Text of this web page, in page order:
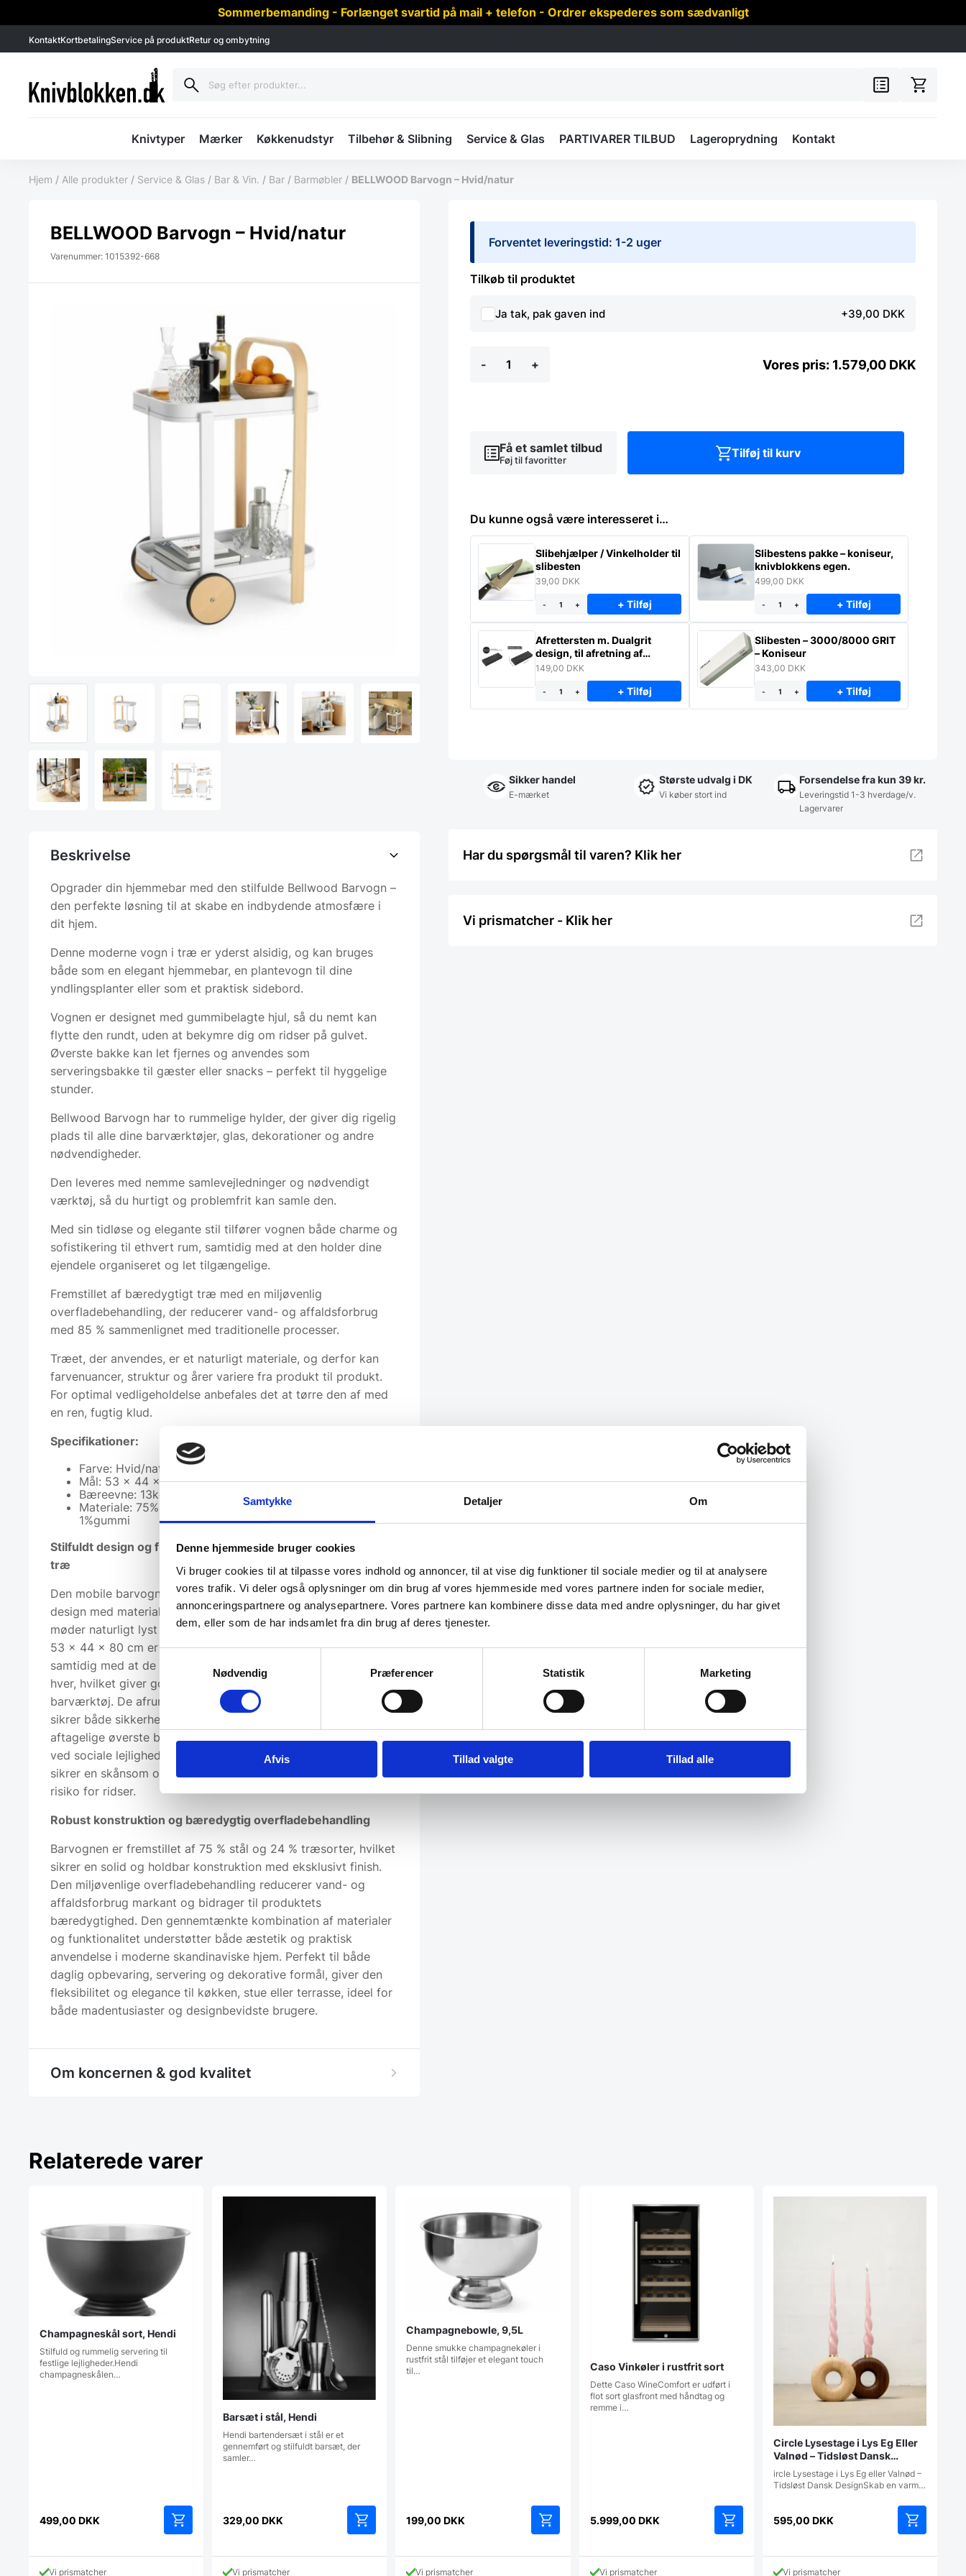
Samtykke Detaljer Om
Denne hjemmeside bruger cookies
Vi bruger cookies til at tilpasse vores indhold og annoncer, til at vise dig funktioner til sociale medier og til at analysere
vores trafik. Vi deler også oplysninger om din brug af vores hjemmeside med vores partnere inden for sociale medier,
annonceringspartnere og analysepartnere. Vores partnere kan kombinere disse data med andre oplysninger, du har givet
dem, eller som de har indsamlet fra din brug af deres tjenester.
Nødvendig
Præferencer Statistik Marketing
Afvis Tillad valgte Tillad alle
Sommerbemanding - Forlænget svartid på mail + telefon - Ordrer ekspederes som sædvanligt
KontaktKortbetalingService på produktRetur og ombytning
Knivtyper Mærker Køkkenudstyr Tilbehør & Slibning Service & Glas PARTIVARER TILBUD Lageroprydning Kontakt
Hjem / Alle produkter / Service & Glas / Bar & Vin. / Bar / Barmøbler / BELLWOOD Barvogn – Hvid/natur
BELLWOOD Barvogn – Hvid/natur
Varenummer: 1015392-668
Beskrivelse
Opgrader din hjemmebar med den stilfulde Bellwood Barvogn –
den perfekte løsning til at skabe en indbydende atmosfære i
dit hjem.
Denne moderne vogn i træ er yderst alsidig, og kan bruges
både som en elegant hjemmebar, en plantevogn til dine
yndlingsplanter eller som et praktisk sidebord.
Vognen er designet med gummibelagte hjul, så du nemt kan
flytte den rundt, uden at bekymre dig om ridser på gulvet.
Øverste bakke kan let fjernes og anvendes som
serveringsbakke til gæster eller snacks – perfekt til hyggelige
stunder.
Bellwood Barvogn har to rummelige hylder, der giver dig rigelig
plads til alle dine barværktøjer, glas, dekorationer og andre
nødvendigheder.
Den leveres med nemme samlevejledninger og nødvendigt
værktøj, så du hurtigt og problemfrit kan samle den.
Med sin tidløse og elegante stil tilfører vognen både charme og
sofistikering til ethvert rum, samtidig med at den holder dine
ejendele organiseret og let tilgængelige.
Fremstillet af bæredygtigt træ med en miljøvenlig
overfladebehandling, der reducerer vand- og affaldsforbrug
med 85 % sammenlignet med traditionelle processer.
Træet, der anvendes, er et naturligt materiale, og derfor kan
farvenuancer, struktur og årer variere fra produkt til produkt.
For optimal vedligeholdelse anbefales det at tørre den af med
en ren, fugtig klud.
Specifikationer:
Farve: Hvid/natur
Mål: 53 x 44 x 80 cm
Bæreevne: 13kg per bakke
Materiale: 75% stål, 20% Eucalyptustræ, 4% Ask,
1%gummi
Stilfuldt design og funktionalitet i hvidlakeret metal og lyst
træ
Den mobile barvogn kombinerer et minimalistisk og tidløst
design med materialer af høj kvalitet, hvor hvidlakeret stål
møder naturligt lyst eucalyptustræ og ask. Med dimensionerne
53 x 44 x 80 cm er den kompakt og pladsbesparende,
samtidig med at de to rummelige hylder rummer op til 13 kg
hver, hvilket giver god opbevaringskapacitet til flasker, glas og
barværktøj. De afrundede kanter og den buede træramme
sikrer både sikkerhed og ergonomisk håndtering, mens den
aftagelige øverste bakke kan anvendes som serveringsbakke
ved sociale lejligheder. Gummibelagte hjul med trædetaljer
sikrer en skånsom og stabil bevægelse på alle gulvtyper uden
risiko for ridser.
Robust konstruktion og bæredygtig overfladebehandling
Barvognen er fremstillet af 75 % stål og 24 % træsorter, hvilket
sikrer en solid og holdbar konstruktion med eksklusivt finish.
Den miljøvenlige overfladebehandling reducerer vand- og
affaldsforbrug markant og bidrager til produktets
bæredygtighed. Den gennemtænkte kombination af materialer
og funktionalitet understøtter både æstetik og praktisk
anvendelse i moderne skandinaviske hjem. Perfekt til både
daglig opbevaring, servering og dekorative formål, giver den
fleksibilitet og elegance til køkken, stue eller terrasse, ideel for
både madentusiaster og designbevidste brugere.
Om koncernen & god kvalitet
Forventet leveringstid: 1-2 uger
Tilkøb til produktet
Ja tak, pak gaven ind +39,00 DKK
-
Barvogn
+ 1.579,00 DKK
Få et samlet tilbud
Føj til favoritter Tilføj til kurv
Du kunne også være interesseret i…
Slibehjælper / Vinkelholder til
slibesten
39,00 DKK
- + + Tilføj
Afrettersten m. Dualgrit
design, til afretning af
slibesten
149,00 DKK
- + + Tilføj
Slibestens pakke – koniseur,
knivblokkens egen.
499,00 DKK
- + + Tilføj
Slibesten – 3000/8000 GRIT
– Koniseur
343,00 DKK
- + + Tilføj
Sikker handel
E-mærket
Største udvalg i DK
Vi køber stort ind
Forsendelse fra kun 39 kr.
Leveringstid 1-3 hverdage/v.
Lagervarer
Har du spørgsmål til varen? Klik her
Vi prismatcher - Klik her
Relaterede varer
Champagneskål sort, Hendi
Stilfuld og rummelig servering til
festlige lejligheder.Hendi
champagneskålen…
499,00 DKK
Vi prismatcher
Barsæt i stål, Hendi
Hendi bartendersæt i stål er et
gennemført og stilfuldt barsæt, der
samler…
329,00DKK
Vi prismatcher
Champagnebowle, 9,5L
Denne smukke champagnekøler i
rustfrit stål tilføjer et elegant touch
til…
199,00DKK
Vi prismatcher
Caso Vinkøler i rustfrit sort
Dette Caso WineComfort er udført i
flot sort glasfront med håndtag og
remme i…
5.999,00 DKK
Vi prismatcher
Circle Lysestage i Lys Eg Eller
Valnød – Tidsløst Dansk
Design
ircle Lysestage i Lys Eg eller Valnød –
Tidsløst Dansk DesignSkab en varm…
595,00 DKK
vare
Vi prismatcher